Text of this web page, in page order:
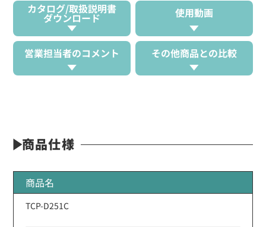
カタログ/取扱説明書
ダウンロード 使用動画
営業担当者のコメント その他商品との比較
商品仕様
商品名
TCP-D251C